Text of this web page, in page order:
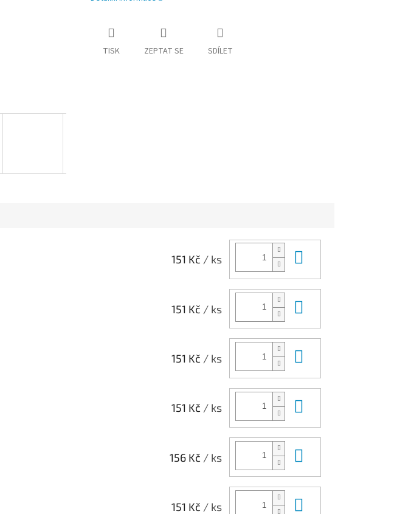
TISK ZEPTAT SE SDÍLET
151 Kč / ks
151 Kč / ks
151 Kč / ks
151 Kč / ks
156 Kč / ks
151 Kč / ks